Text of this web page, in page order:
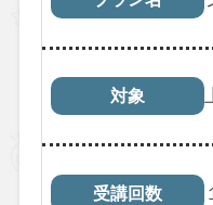
対象
受講回数